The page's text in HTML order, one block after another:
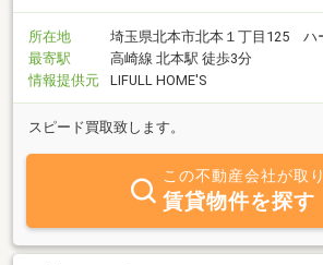
所在地
埼玉県北本市北本１丁目125 ハ
最寄駅
高崎線 北本駅 徒歩3分
情報提供元
LIFULL HOME'S
スピード買取致します。
この不動産会社が取
賃貸物件を探す